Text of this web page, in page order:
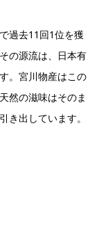
過去11回1位を獲
の源流は、日本有
。宮川物産はこの
然の滋味はそのま
き出しています。